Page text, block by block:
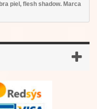
piel, flesh shadow. Marca